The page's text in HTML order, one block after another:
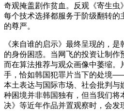
奇观掩盖剧作贫血。反观《寄生虫
每个技术选择都服务于阶级翻转的
的尊严。
《来自谁的启示》最终呈现的，
的身份困惑。当网飞的投资让制作
而在算法推荐与观众画像中萎缩。
手，恰如韩国犯罪片当下的处境
本土表达与国际市场、社会批判与
种困境并非韩国独有，但当我们将
决》等近年作品并置观察时，会发